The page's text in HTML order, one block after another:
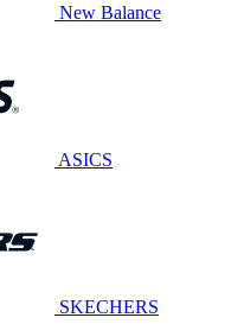
New Balance
ASICS
SKECHERS